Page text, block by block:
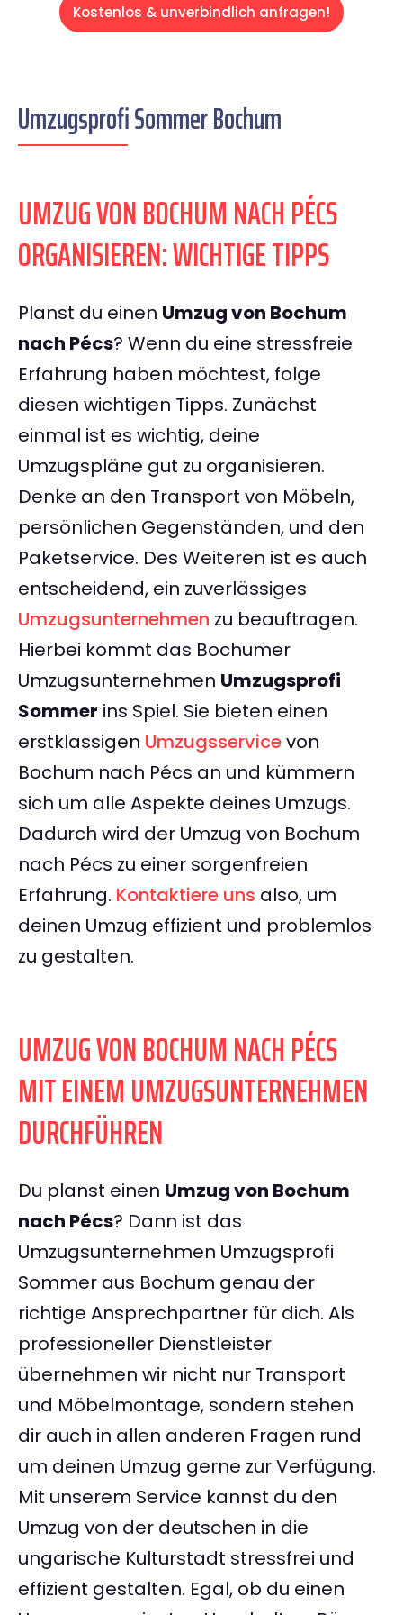
Kostenlos & unverbindlich anfragen!
Umzugsprofi Sommer Bochum
UMZUG VON BOCHUM NACH PÉCS
ORGANISIEREN: WICHTIGE TIPPS
Planst du einen Umzug von Bochum
nach Pécs? Wenn du eine stressfreie
Erfahrung haben möchtest, folge
diesen wichtigen Tipps. Zunächst
einmal ist es wichtig, deine
Umzugspläne gut zu organisieren.
Denke an den Transport von Möbeln,
persönlichen Gegenständen, und den
Paketservice. Des Weiteren ist es auch
entscheidend, ein zuverlässiges
Umzugsunternehmen zu beauftragen.
Hierbei kommt das Bochumer
Umzugsunternehmen Umzugsprofi
Sommer ins Spiel. Sie bieten einen
erstklassigen Umzugsservicevon
Bochum nach Pécs an und kümmern
sich um alle Aspekte deines Umzugs.
Dadurch wird der Umzug von Bochum
nach Pécs zu einer sorgenfreien
Erfahrung. Kontaktiere uns also, um
deinen Umzug effizient und problemlos
zu gestalten.
UMZUG VON BOCHUM NACH PÉCS
MIT EINEM UMZUGSUNTERNEHMEN
DURCHFÜHREN
Du planst einen Umzug von Bochum
nach Pécs? Dann ist das
Umzugsunternehmen Umzugsprofi
Sommer aus Bochum genau der
richtige Ansprechpartner für dich. Als
professioneller Dienstleister
übernehmen wir nicht nur Transport
und Möbelmontage, sondern stehen
dir auch in allen anderen Fragen rund
um deinen Umzug gerne zur Verfügung.
Mit unserem Service kannst du den
Umzug von der deutschen in die
ungarische Kulturstadt stressfrei und
effizient gestalten. Egal, ob du einen